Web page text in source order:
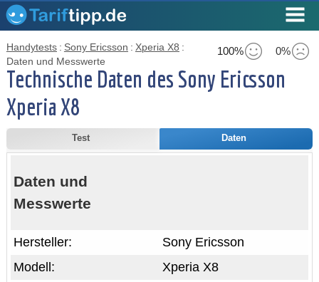
100% 0%
Handytests : Sony Ericsson : Xperia X8 :
Daten und Messwerte
Technische Daten des Sony Ericsson
Xperia X8
Test Daten
Daten und
Messwerte
Sony Ericsson
Hersteller:
Xperia X8
Modell: